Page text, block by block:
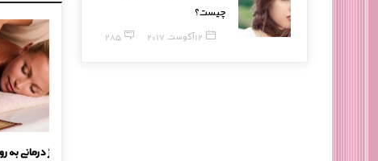
ماساژ
چیست؟
12 آگوست, 2017 285